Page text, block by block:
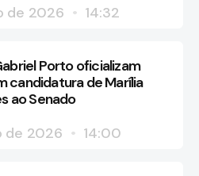
de 2026
14:32
Porto oficializam
candidatura de Marília
ao Senado
de 2026
14:00